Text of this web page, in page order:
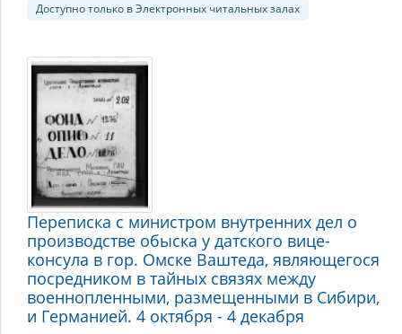
Доступно только в Электронных читальных залах
Переписка с министром внутренних дел о
производстве обыска у датского вице-
консула в гор. Омске Ваштеда, являющегося
посредником в тайных связях между
военнопленными, размещенными в Сибири,
и Германией. 4 октября - 4 декабря